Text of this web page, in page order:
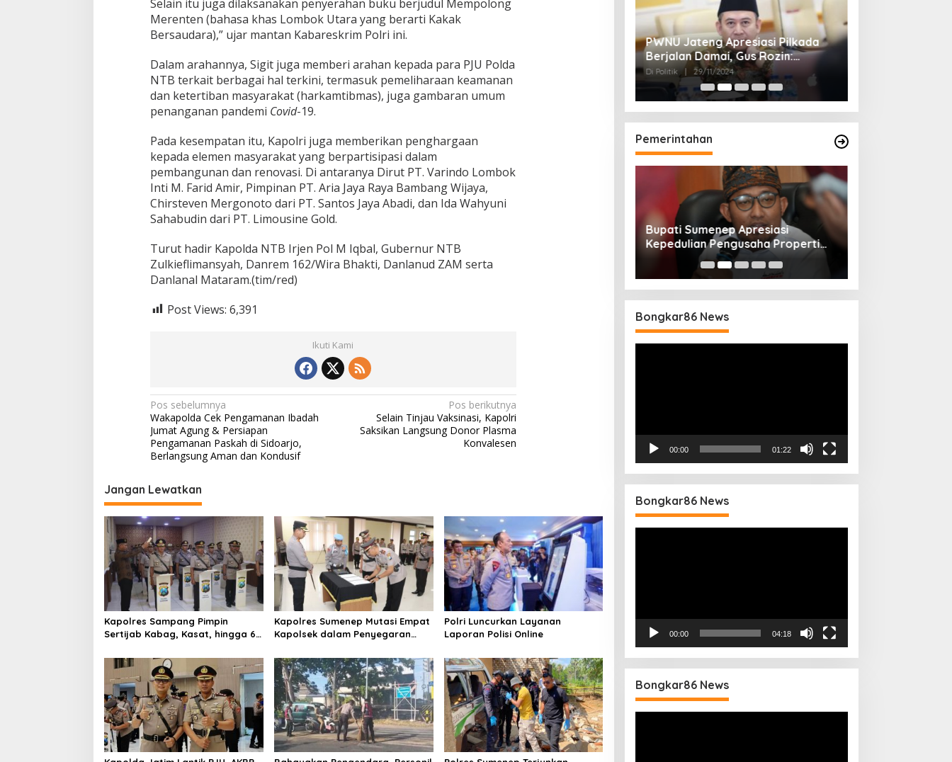
Selain itu juga dilaksanakan penyerahan buku berjudul Mempolong
Merenten (bahasa khas Lombok Utara yang berarti Kakak
Bersaudara),” ujar mantan Kabareskrim Polri ini.
Dalam arahannya, Sigit juga memberi arahan kepada para PJU Polda
NTB terkait berbagai hal terkini, termasuk pemeliharaan keamanan
dan ketertiban masyarakat (harkamtibmas), juga gambaran umum
penanganan pandemi Covid-19.
Pada kesempatan itu, Kapolri juga memberikan penghargaan
kepada elemen masyarakat yang berpartisipasi dalam
pembangunan dan renovasi. Di antaranya Dirut PT. Varindo Lombok
Inti M. Farid Amir, Pimpinan PT. Aria Jaya Raya Bambang Wijaya,
Chirsteven Mergonoto dari PT. Santos Jaya Abadi, dan Ida Wahyuni
Sahabudin dari PT. Limousine Gold.
Turut hadir Kapolda NTB Irjen Pol M Iqbal, Gubernur NTB
Zulkieflimansyah, Danrem 162/Wira Bhakti, Danlanud ZAM serta
Danlanal Mataram.(tim/red)
Post Views: 6,391
Ikuti Kami
N
a
v
g
a
s
i
p
o
s
Pos sebelumnya
Wakapolda Cek Pengamanan Ibadah
Jumat Agung & Persiapan
Pengamanan Paskah di Sidoarjo,
Berlangsung Aman dan Kondusif
Pos berikutnya
Selain Tinjau Vaksinasi, Kapolri
Saksikan Langsung Donor Plasma
Konvalesen
Jangan Lewatkan
Kapolres Sampang Pimpin
Sertijab Kabag, Kasat, hingga 6
Kapolres Sumenep Mutasi Empat
Kapolsek dalam Penyegaran
Polri Luncurkan Layanan
Laporan Polisi Online
dan Kondusif
Di Politik | 29/11/2024
PWNU Jateng Apresiasi Pilkada
Berjalan Damai, Gus Rozin:
Cerminan Kedewasaan Politik
Masyarakat
Di Politik | 29/11/2024
Pemerintahan
Tunjangan Guru Ngaji, Bupati
Fauzi: Guru Ngaji Berperan
Strategis Bangun Akhlak Generasi
Bupati Sumenep Apresiasi
Kepedulian Pengusaha Properti
Bantu Korban Gempa
Bongkar86 News
00:00 01:22
Bongkar86 News
00:00 04:18
Bongkar86 News